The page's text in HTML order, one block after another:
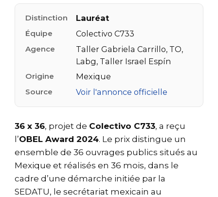
Distinction Lauréat
Équipe Colectivo C733
Agence
Taller Gabriela Carrillo, TO,
Labg, Taller Israel Espín
Origine Mexique
Source Voir l'annonce officielle
36 x 36, projet de Colectivo C733, a reçu
l’OBEL Award 2024. Le prix distingue un
ensemble de 36 ouvrages publics situés au
Mexique et réalisés en 36 mois, dans le
cadre d’une démarche initiée par la
SEDATU, le secrétariat mexicain au